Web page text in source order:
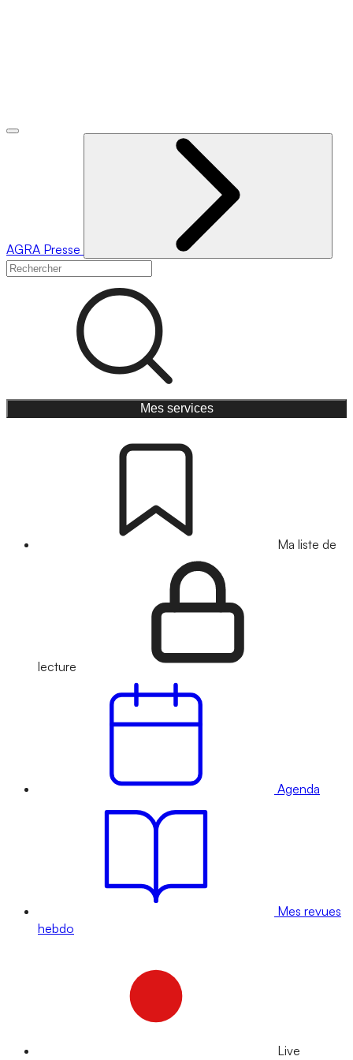
AGRA Presse
Mes services
Ma liste de
lecture
Agenda
Mes revues
hebdo
Live